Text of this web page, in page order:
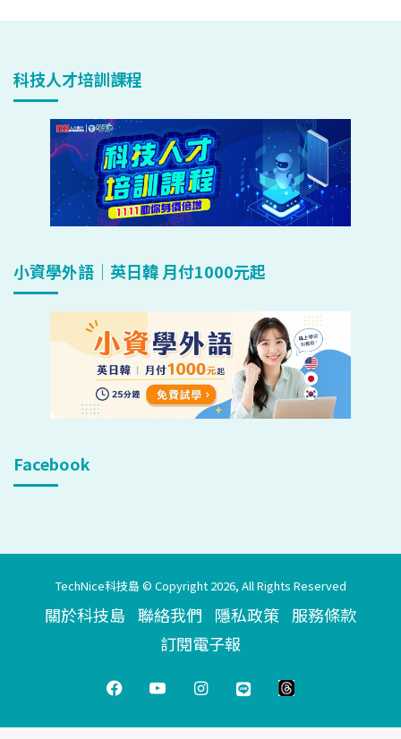
科技人才培訓課程
小資學外語｜英日韓 月付1000元起
Facebook
TechNice科技島 © Copyright 2026, All Rights Reserved
關於科技島 聯絡我們 隱私政策 服務條款
訂閱電子報